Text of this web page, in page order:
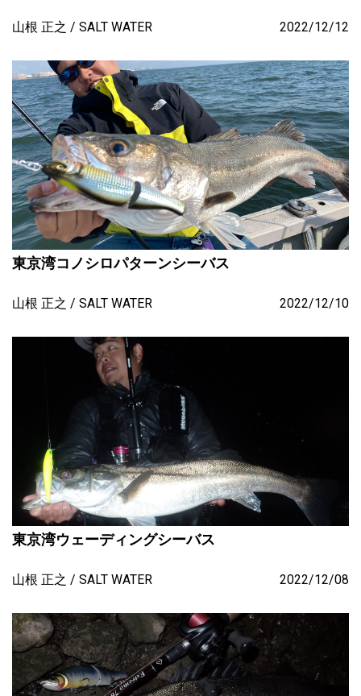
山根 正之 SALT WATER 2022/12/12
東京湾コノシロパターンシーバス
山根 正之 SALT WATER 2022/12/10
東京湾ウェーディングシーバス
山根 正之 SALT WATER 2022/12/08